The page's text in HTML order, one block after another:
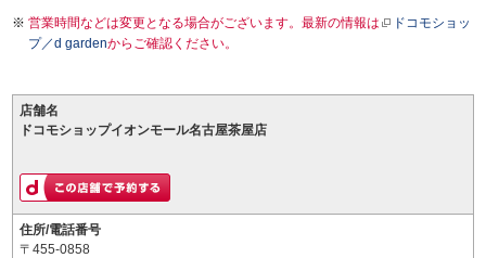
営業時間などは変更となる場合がございます。最新の情報は
ドコモショッ
プ／d gardenからご確認ください。
店舗名
ドコモショップイオンモール名古屋茶屋店
住所/電話番号
〒455-0858